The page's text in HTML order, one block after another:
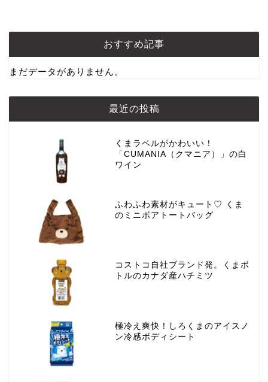
おすすめ記事
まだデータがありません。
最近の投稿
くまラベルがかわいい！
「CUMANIA（クマニア）」の白
ワイン
ふわふわ素材がキュート♡ くま
のミニボアトートバッグ
コストコ自社ブランド発。くまボ
トルのカナダ産ハチミツ
極冷え爽快！しろくまのアイスノ
ン冷感ボディシート